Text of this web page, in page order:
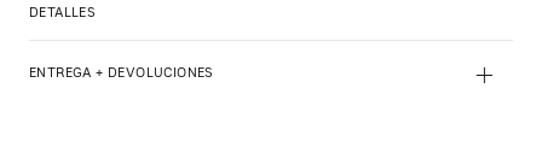
DETALLES
ENTREGA + DEVOLUCIONES +